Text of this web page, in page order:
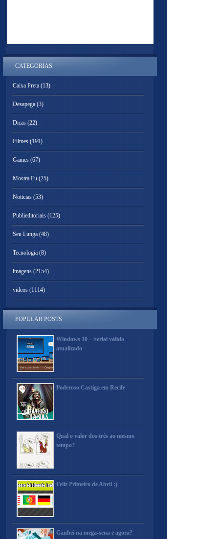
CATEGORIAS
Caixa Preta (13)
Desapega (3)
Dicas (22)
Filmes (191)
Games (67)
Mostra Eu (25)
Noticias (53)
Publieditoriais (125)
Seu Lunga (48)
Tecnologia (8)
imagens (2154)
videos (1114)
POPULAR POSTS
Windows 10 – Serial válido
atualizado
Poderoso Castiga em Recife
Qual o valor dos três ao mesmo
tempo?
Feliz Primeiro de Abril :)
Ganhei na mega-sena e agora?